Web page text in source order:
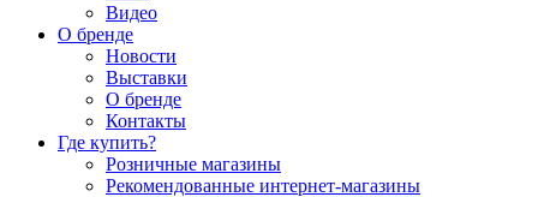
Видео
О бренде
Новости
Выставки
О бренде
Контакты
Где купить?
Розничные магазины
Рекомендованные интернет-магазины